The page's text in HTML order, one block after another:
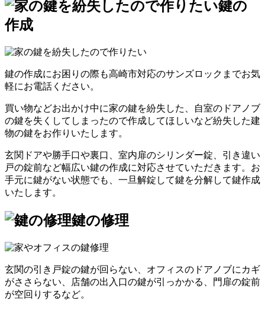
鍵の
作成
鍵の作成にお困りの際も高崎市対応のサンズロックまでお気
軽にお電話ください。
買い物などお出かけ中に家の鍵を紛失した、自室のドアノブ
の鍵を失くしてしまったので作成してほしいなど紛失した建
物の鍵をお作りいたします。
玄関ドアや勝手口や裏口、室内扉のシリンダー錠、引き違い
戸の錠前など幅広い鍵の作成に対応させていただきます。お
手元に鍵がない状態でも、一旦解錠して鍵を分解して鍵作成
いたします。
鍵の修理
玄関の引き戸錠の鍵が回らない、オフィスのドアノブにカギ
がささらない、店舗の出入口の鍵が引っかかる、門扉の錠前
が空回りするなど。